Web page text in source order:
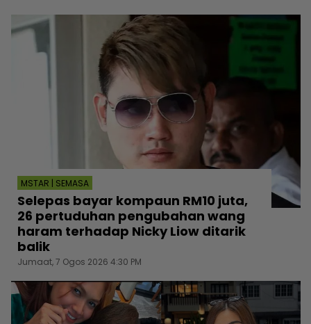
MSTAR | SEMASA
Selepas bayar kompaun RM10 juta,
26 pertuduhan pengubahan wang
haram terhadap Nicky Liow ditarik
balik
Jumaat, 7 Ogos 2026 4:30 PM